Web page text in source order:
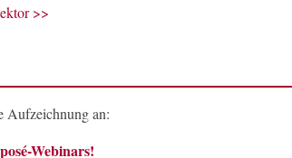
>>
Aufzeichnung an:
Webinars!